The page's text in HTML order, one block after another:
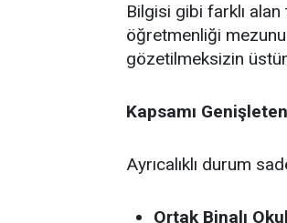
Bilgisi gibi farklı
öğretmenliği mezunu
gözetilmeksizin
Kapsamı
Ayrıcalıklı durum
Ortak Binalı